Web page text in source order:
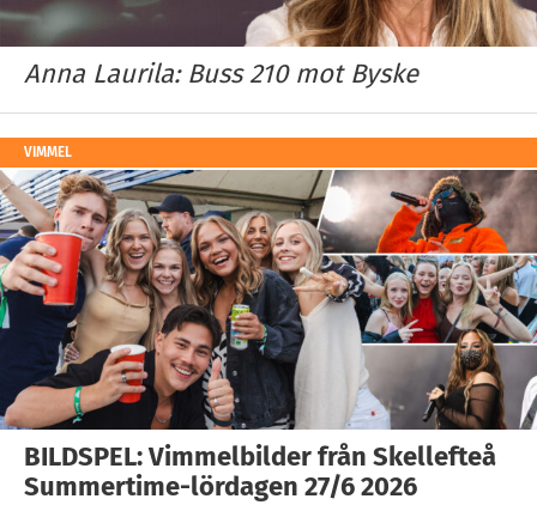
Anna Laurila: Buss 210 mot Byske
VIMMEL
BILDSPEL: Vimmelbilder från Skellefteå
Summertime-lördagen 27/6 2026